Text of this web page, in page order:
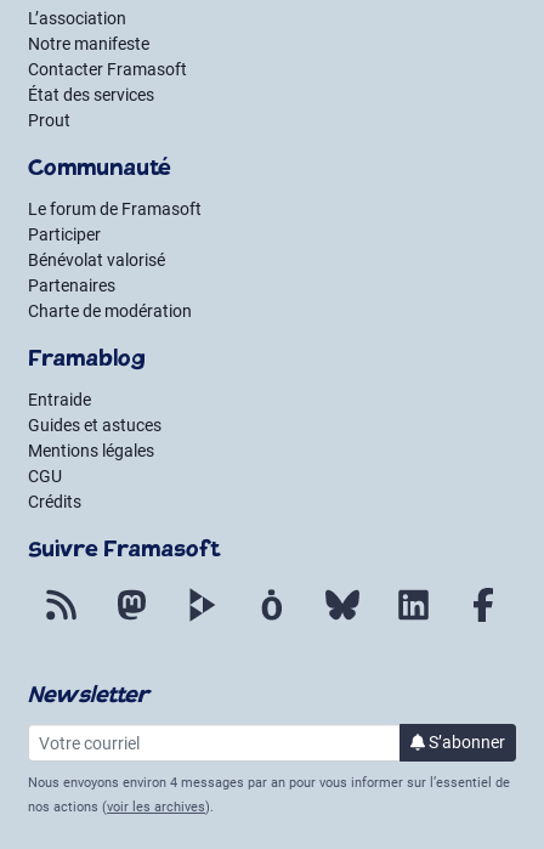
L’association
Notre manifeste
Contacter Framasoft
État des services
Prout
Communauté
Le forum de Framasoft
Participer
Bénévolat valorisé
Partenaires
Charte de modération
Framablog
Entraide
Guides et astuces
Mentions légales
CGU
Crédits
Suivre Framasoft
Flux RSS Mastodon PeerTube Mobilizon Bluesky LinkedIn
Newsletter
Votre courriel S’abonnerà la
Nous envoyons environ 4 messages par an pour vous informer sur l’essentiel de
nos actions (voir les archives).